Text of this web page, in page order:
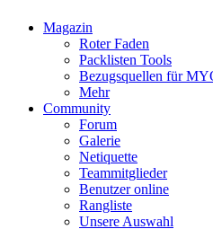
Magazin
Roter Faden
Packlisten Tools
Bezugsquellen für
Mehr
Community
Forum
Galerie
Netiquette
Teammitglieder
Benutzer online
Rangliste
Unsere Auswahl